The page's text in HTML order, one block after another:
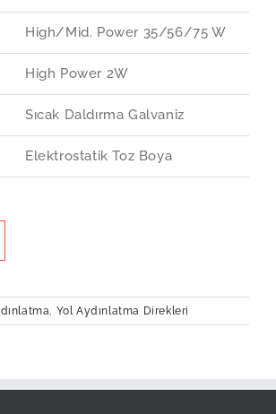
High/Mid. Power 35/56/75 W
High Power 2W
Sıcak Daldırma Galvaniz
Elektrostatik Toz Boya
Yol Aydınlatma Direkleri